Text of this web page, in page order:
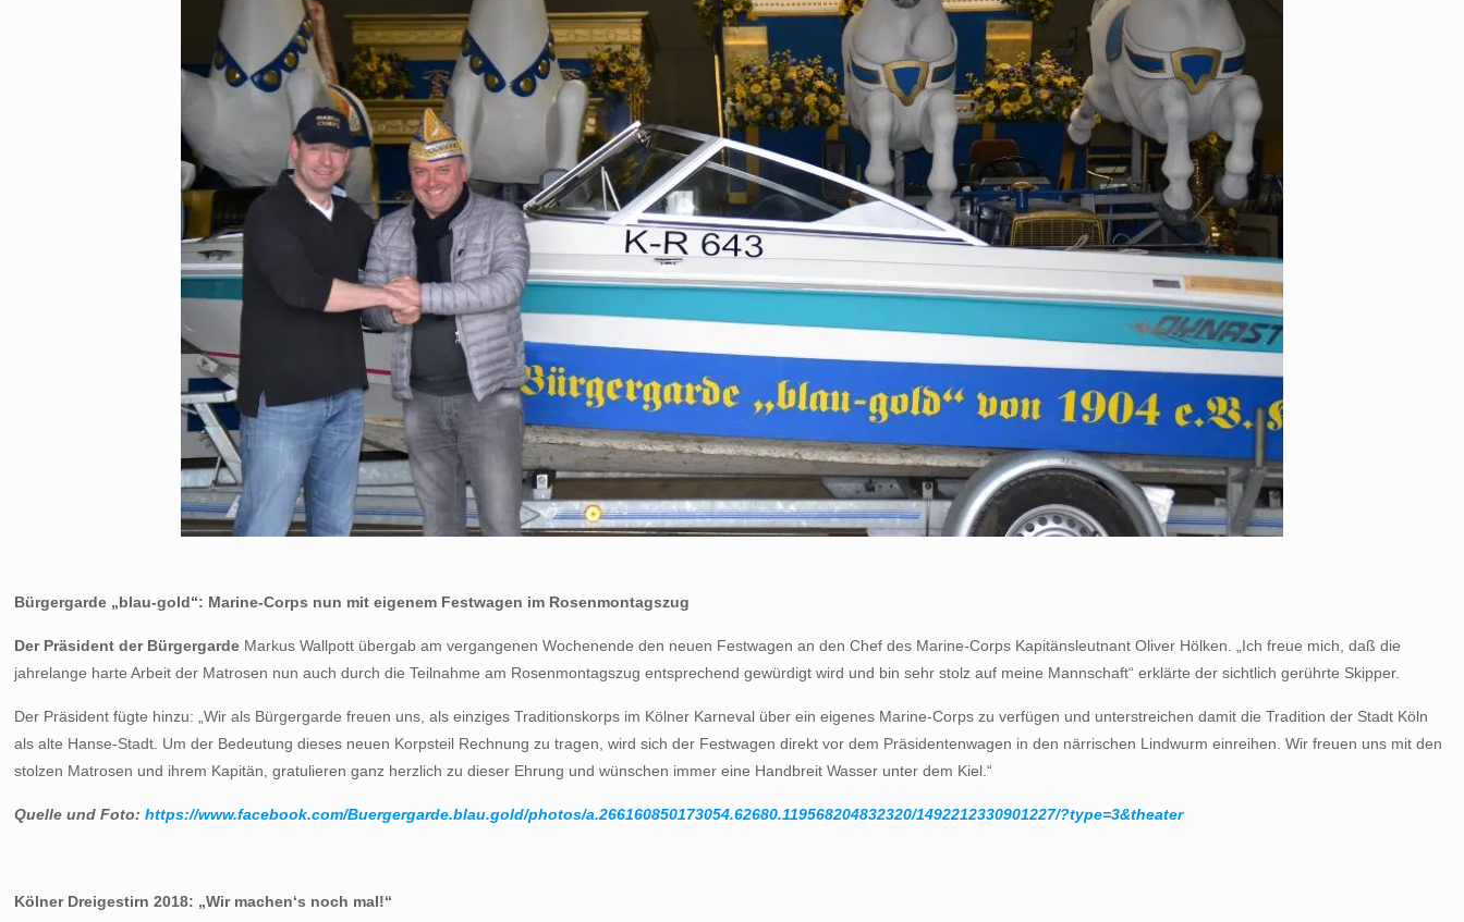
Bürgergarde „blau-gold“: Marine-Corps nun mit eigenem Festwagen im Rosenmontagszug
Der Präsident der Bürgergarde Markus Wallpott übergab am vergangenen Wochenende den neuen Festwagen an den Chef des Marine-Corps Kapitänsleutnant Oliver Hölken. „Ich freue mich, daß die
jahrelange harte Arbeit der Matrosen nun auch durch die Teilnahme am Rosenmontagszug entsprechend gewürdigt wird und bin sehr stolz auf meine Mannschaft“ erklärte der sichtlich gerührte Skipper.
Der Präsident fügte hinzu: „Wir als Bürgergarde freuen uns, als einziges Traditionskorps im Kölner Karneval über ein eigenes Marine-Corps zu verfügen und unterstreichen damit die Tradition der Stadt Köln
als alte Hanse-Stadt. Um der Bedeutung dieses neuen Korpsteil Rechnung zu tragen, wird sich der Festwagen direkt vor dem Präsidentenwagen in den närrischen Lindwurm einreihen. Wir freuen uns mit den
stolzen Matrosen und ihrem Kapitän, gratulieren ganz herzlich zu dieser Ehrung und wünschen immer eine Handbreit Wasser unter dem Kiel.“
Quelle und Foto:https://www.facebook.com/Buergergarde.blau.gold/photos/a.266160850173054.62680.119568204832320/1492212330901227/?type=3&theater
Kölner Dreigestirn 2018: „Wir machen‘s noch mal!“